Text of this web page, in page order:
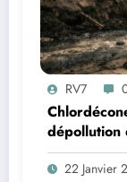
RV7
dépollution
sanitaire,
22 Janvier